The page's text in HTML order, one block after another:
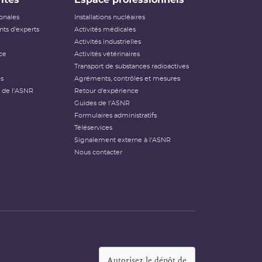
d'experts
l'ASNR
Installations nucléaires
Activités médicales
Activités industrielles
Activités vétérinaires
Transport de substances radioactives
Agréments, contrôles et mesures
Retour d'expérience
Guides de l'ASNR
Formulaires administratifs
Téléservices
Signalement externe à l'ASNR
Nous contacter